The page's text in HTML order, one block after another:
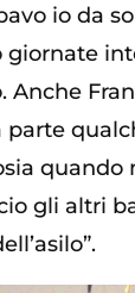
io da
Anche
parte
quando
gli altri